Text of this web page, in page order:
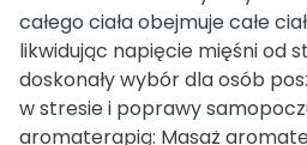
całego ciała obejmuje całe
likwidując napięcie mięśni od
doskonały wybór dla osób
w stresie i poprawy
aromaterapią: Masaż